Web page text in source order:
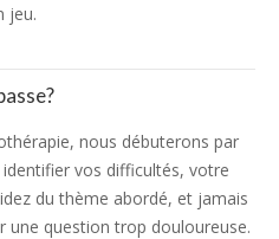
jeu.
nous débuterons par
vos difficultés, votre
du thème abordé, et jamais
une question trop douloureuse.